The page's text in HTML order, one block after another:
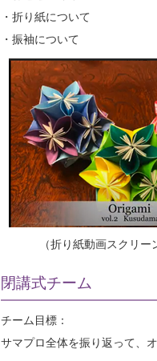
・折り紙について
・振袖について
（折り紙動画スクリー
閉講式チーム
チーム目標：
サマプロ全体を振り返って、